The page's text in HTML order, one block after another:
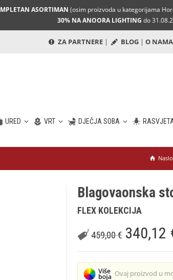
ASORTIMAN (osim proizvoda u kategorijama
30% NA ANOORA LIGHTING do
ZA PARTNERE | BLOG | O NAMA
URED VRT DJEČJA SOBA
Blagovaonska
FLEX KOLEKCIJA
459,00€ 340,12
Ovaj proizvod u